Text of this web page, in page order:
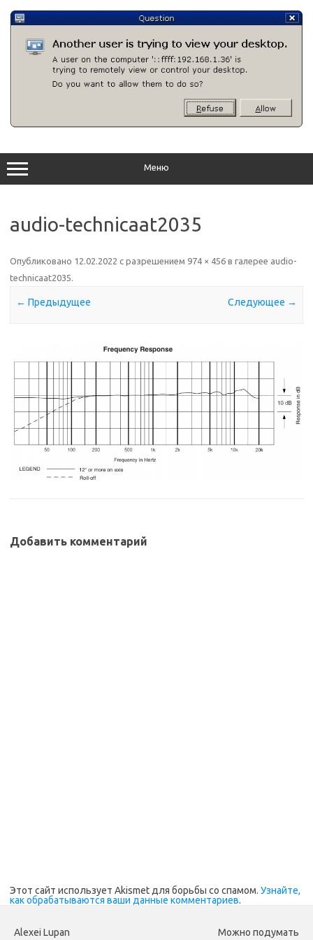
содержимому
Меню
audio-technicaat2035
Опубликовано 12.02.2022 с разрешением 974 × 456 в галерее audio-
technicaat2035.
← Предыдущее Следующее →
Добавить комментарий
Этот сайт использует Akismet для борьбы со спамом. Узнайте,
как обрабатываются ваши данные комментариев.
Alexei Lupan Можно подумать